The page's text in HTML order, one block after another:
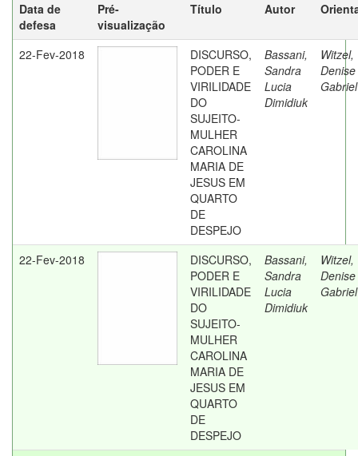
Data de
defesa
Pré-
visualização
Título Autor
22-Fev-2018
DISCURSO,
PODER E
VIRILIDADE
DO
SUJEITO-
MULHER
CAROLINA
MARIA DE
JESUS EM
QUARTO
DE
DESPEJO
Bassani,
Sandra
Lucia
Dimidiuk
Witzel,
Denise
Gabriel
22-Fev-2018
DISCURSO,
PODER E
VIRILIDADE
DO
SUJEITO-
MULHER
CAROLINA
MARIA DE
JESUS EM
QUARTO
DE
DESPEJO
Bassani,
Sandra
Lucia
Dimidiuk
Witzel,
Denise
Gabriel